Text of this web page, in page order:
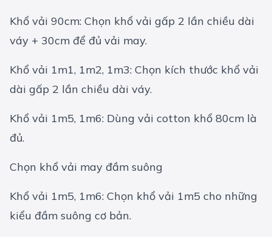
Khổ vải 90cm: Chọn khổ vải gấp 2 lần chiều dài
váy + 30cm để đủ vải may.
Khổ vải 1m1, 1m2, 1m3: Chọn kích thước khổ vải
dài gấp 2 lần chiều dài váy.
Khổ vải 1m5, 1m6: Dùng vải cotton khổ 80cm là
đủ.
Chọn khổ vải may đầm suông
Khổ vải 1m5, 1m6: Chọn khổ vải 1m5 cho những
kiểu đầm suông cơ bản.